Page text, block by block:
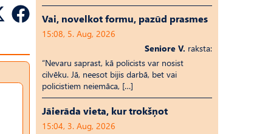
Vai, novelkot formu, pazūd prasmes
15:08, 5. Aug, 2026
Seniore V. raksta:
“Nevaru saprast, kā policists var nosist
cilvēku. Jā, neesot bijis darbā, bet vai
policistiem neiemāca, […]
Jāierāda vieta, kur trokšņot
15:04, 3. Aug, 2026